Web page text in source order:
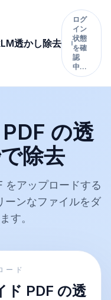
透かし除去
ログ
イン
状態
を確
認
中…
の透
除去
アップロードする
ーンなファイルをダ
す。
ード
PDF の透